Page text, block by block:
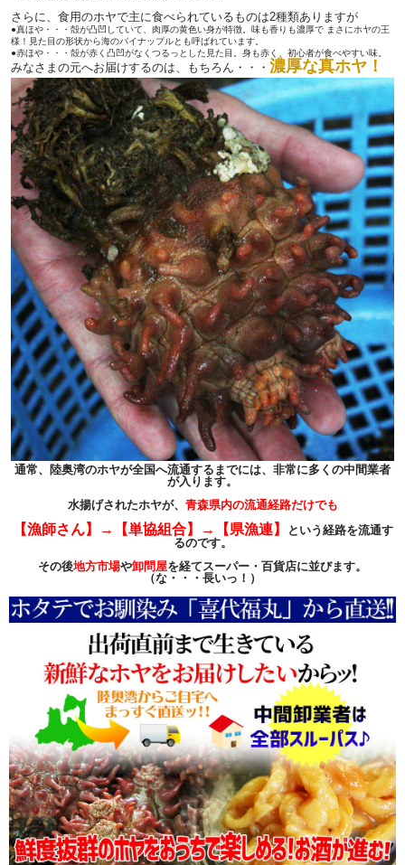
さらに、食用のホヤで主に食べられているものは2種類ありますが
●真ほや・・・殻が凸凹していて、肉厚の黄色い身が特徴。味も香りも濃厚で まさにホヤの王
様！見た目の形状から海のパイナップルとも呼ばれています。
●赤ほや・・・殻が赤く凸凹がなくつるっとした見た目。身も赤く、初心者が食べやすい味。
みなさまの元へお届けするのは、もちろん・・・ 濃厚な真ホヤ！
通常、陸奥湾のホヤが全国へ流通するまでには、非常に多くの中間業者
が入ります。
水揚げされたホヤが、 青森県内の流通経路だけでも
【漁師さん】→【単協組合】→【県漁連】
という経路を流通す
るのです。
その後地方市場や卸問屋を経てスーパー・百貨店に並びます。
（な・・・長いっ！）